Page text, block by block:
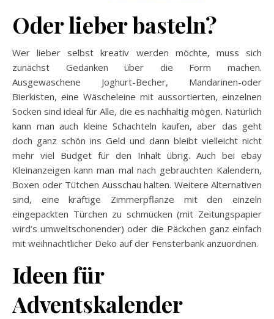
Oder lieber basteln?
Wer lieber selbst kreativ werden möchte, muss sich
zunächst Gedanken über die Form machen.
Ausgewaschene Joghurt-Becher, Mandarinen-oder
Bierkisten, eine Wäscheleine mit aussortierten, einzelnen
Socken sind ideal für Alle, die es nachhaltig mögen. Natürlich
kann man auch kleine Schachteln kaufen, aber das geht
doch ganz schön ins Geld und dann bleibt vielleicht nicht
mehr viel Budget für den Inhalt übrig. Auch bei ebay
Kleinanzeigen kann man mal nach gebrauchten Kalendern,
Boxen oder Tütchen Ausschau halten. Weitere Alternativen
sind, eine kräftige Zimmerpflanze mit den einzeln
eingepackten Türchen zu schmücken (mit Zeitungspapier
wird’s umweltschonender) oder die Päckchen ganz einfach
mit weihnachtlicher Deko auf der Fensterbank anzuordnen.
Ideen für
Adventskalender